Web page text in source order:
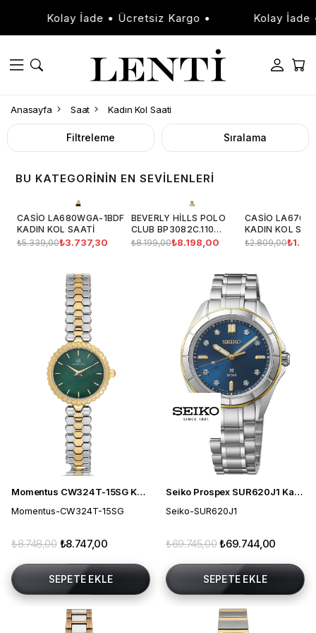
• Ücretsiz Kargo • Kolay İade • Ücretsiz Kargo •
Anasayfa Saat Kadın Kol Saati
Filtreleme Sıralama
BU KATEGORININ EN SEVILENLERI
CASIO LA680WGA-1BDF
KADIN KOL SAATI
₺5.339,00₺3.737,30
BEVERLY HILLS POLO
CLUB BP3082C.110
KADIN KOL SAATI
₺8.199,00₺8.198,00
CASIO
KADIN KOL
₺2.809,00
Momentus CW324T-15SG Kadın Kol Saati
Momentus-CW324T-15SG
₺8.747,00
₺8.748,00
SEPETE EKLE
Seiko Prospex SUR620J1 Kadın Kol Saati
Seiko-SUR620J1
₺69.744,00
₺69.745,00
SEPETE EKLE